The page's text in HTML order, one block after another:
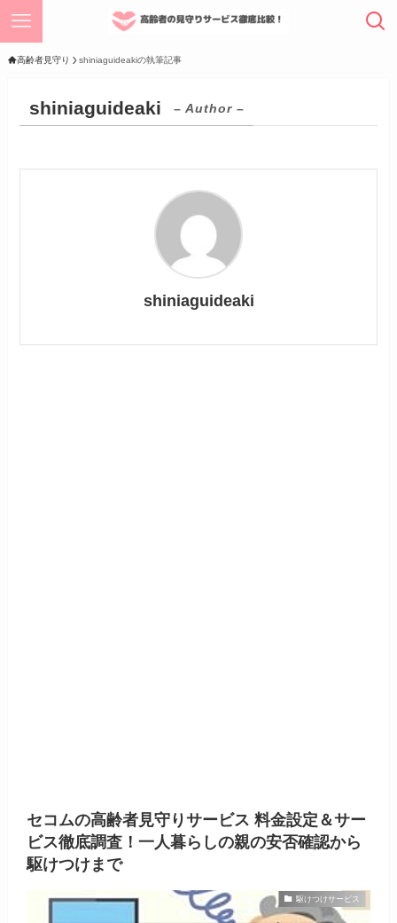
高齢者見守り shiniaguideakiの執筆記事
shiniaguideaki – Author –
shiniaguideaki
セコムの高齢者見守りサービス 料金設定＆サー
ビス徹底調査！一人暮らしの親の安否確認から
駆けつけまで
駆けつけサービス